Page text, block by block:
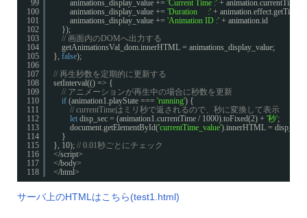
99
100
101
102
103
104
105
106
107
108
109
110
111
112
113
114
115
116
117
118
animations_display_value += 'Current Time :' + animation.currentTime
animations_display_value += 'Duration     :' +
animations_display_value += 'Animation ID :' + animation.id
});
// 画面内のDOMへ出力する
getAnimationsVal_dom.innerHTML = animations_display_value;
}, false);
// 再生秒数を定期的に更新する
setInterval(() => {
// アニメーションが再生中の場合に秒数を更新
if (animation1.playState === 'running') {
// currentTimeはミリ秒で返されるので、秒に変換して表示
let disp_sec = (animation1.currentTime / 1000).toFixed(2) + '秒';
document.getElementById('currentTime_value').innerHTML = disp_sec;
}
}, 10); // 0.01秒ごとにチェック
</script>
</body>
</html>
サーバ上のHTMLはこちら(test1.html)